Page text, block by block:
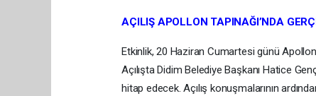
AÇILIŞ APOLLON TAPINAĞI’NDA
Etkinlik, 20 Haziran Cumartesi günü Apollon
Açılışta Didim Belediye Başkanı Hatice
hitap edecek. Açılış konuşmalarının